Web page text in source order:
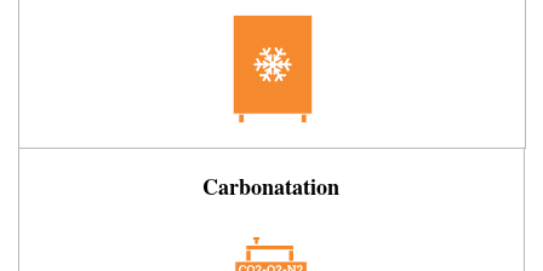
Carbonatation